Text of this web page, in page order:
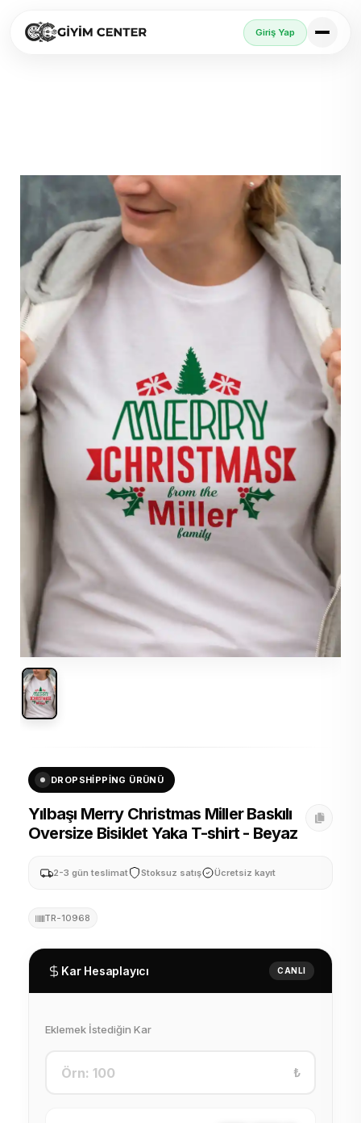
Giriş Yap
DROPSHIPPING ÜRÜNÜ
Yılbaşı Merry Christmas Miller Baskılı
Oversize Bisiklet Yaka T-shirt - Beyaz
2-3 gün teslimat Stoksuz satış Ücretsiz kayıt
TR-10968
Kar Hesaplayıcı CANLI
Eklemek İstediğin Kar
₺